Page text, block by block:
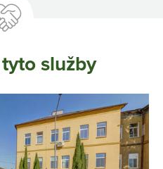
služby